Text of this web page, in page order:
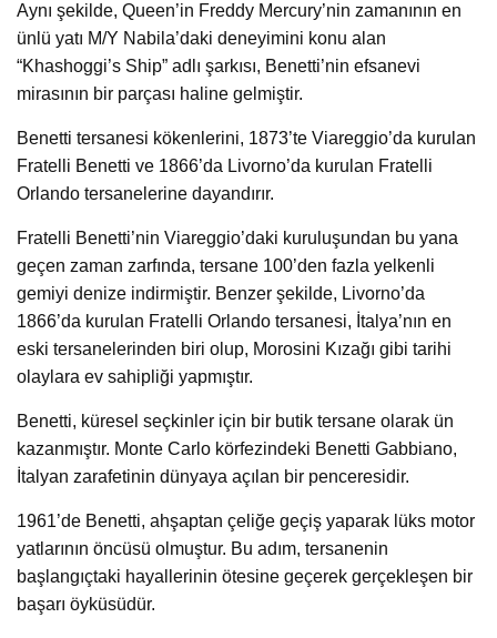
Aynı şekilde, Queen’in Freddy Mercury’nin zamanının en
ünlü yatı M/Y Nabila’daki deneyimini konu alan
“Khashoggi’s Ship” adlı şarkısı, Benetti’nin efsanevi
mirasının bir parçası haline gelmiştir.
Benetti tersanesi kökenlerini, 1873’te Viareggio’da kurulan
Fratelli Benetti ve 1866’da Livorno’da kurulan Fratelli
Orlando tersanelerine dayandırır.
Fratelli Benetti’nin Viareggio’daki kuruluşundan bu yana
geçen zaman zarfında, tersane 100’den fazla yelkenli
gemiyi denize indirmiştir. Benzer şekilde, Livorno’da
1866’da kurulan Fratelli Orlando tersanesi, İtalya’nın en
eski tersanelerinden biri olup, Morosini Kızağı gibi tarihi
olaylara ev sahipliği yapmıştır.
Benetti, küresel seçkinler için bir butik tersane olarak ün
kazanmıştır. Monte Carlo körfezindeki Benetti Gabbiano,
İtalyan zarafetinin dünyaya açılan bir penceresidir.
1961’de Benetti, ahşaptan çeliğe geçiş yaparak lüks motor
yatlarının öncüsü olmuştur. Bu adım, tersanenin
başlangıçtaki hayallerinin ötesine geçerek gerçekleşen bir
başarı öyküsüdür.